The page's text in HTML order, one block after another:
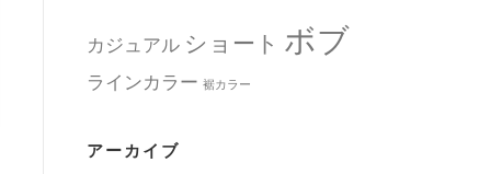
カジュアル ショート ボブ
ラインカラー 裾カラー
アーカイブ